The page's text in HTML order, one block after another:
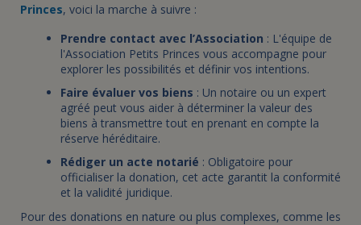
Princes, voici la marche à suivre :
Prendre contact avec l’Association : L'équipe de
l'Association Petits Princes vous accompagne pour
explorer les possibilités et définir vos intentions.
Faire évaluer vos biens : Un notaire ou un expert
agréé peut vous aider à déterminer la valeur des
biens à transmettre tout en prenant en compte la
réserve héréditaire.
Rédiger un acte notarié : Obligatoire pour
officialiser la donation, cet acte garantit la conformité
et la validité juridique.
Pour des donations en nature ou plus complexes, comme les